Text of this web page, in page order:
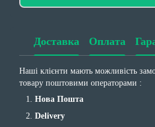
Доставка Оплата
Наші клієнти мають можливість
товару поштовими операторами :
Нова Пошта
Delivery